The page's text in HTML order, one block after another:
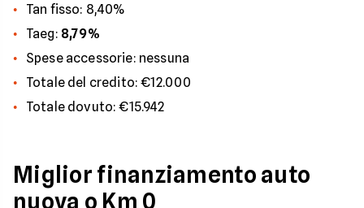
Tan fisso: 8,40%
Taeg: 8,79%
Spese accessorie: nessuna
Totale del credito: €12.000
Totale dovuto: €15.942
Miglior finanziamento auto
nuova o Km 0